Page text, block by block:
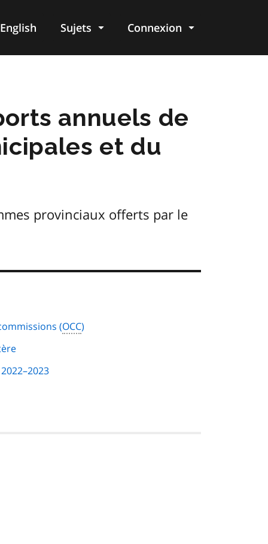
English Sujets Connexion
annuels de
et du
provinciaux offerts par le
(OCC)